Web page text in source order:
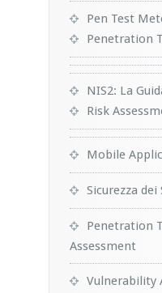
Pen Test
Penetration
NIS2: La
Risk
Mobile
Sicurezza
Penetration
Assessment
Vulnerability